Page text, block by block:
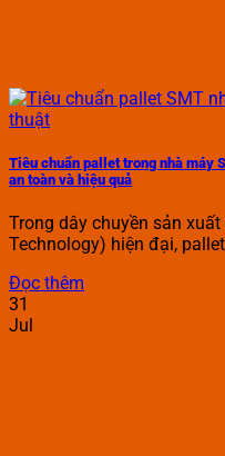
Tiêu chuẩn pallet trong nhà máy
an toàn và hiệu quả
Trong dây chuyền sản
Technology) hiện đại,
Đọc thêm
31
Jul